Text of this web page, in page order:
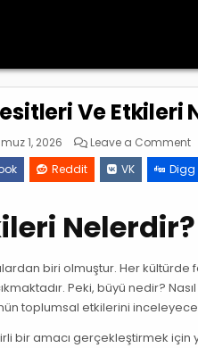
Ve Etkileri
1, 2026 Leave a Comment
Ve
Reddit VK Digg
Nelerdir?
biri olmuştur. Her kültürde
Peki, büyü nedir?
toplumsal etkilerini
bir amacı gerçekleştirmek